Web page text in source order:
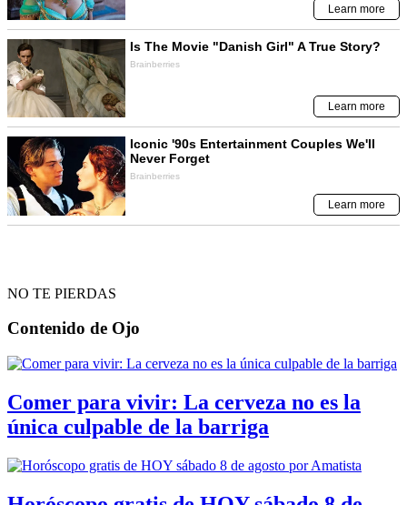
NO TE PIERDAS
Contenido de Ojo
Comer para vivir: La cerveza no es la
única culpable de la barriga